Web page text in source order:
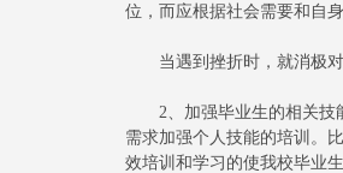
位，而应根据社会需要和自
当遇到挫折时，就消极对
2、加强毕业生的相关技能
需求加强个人技能的培训。
效培训和学习的使我校毕业